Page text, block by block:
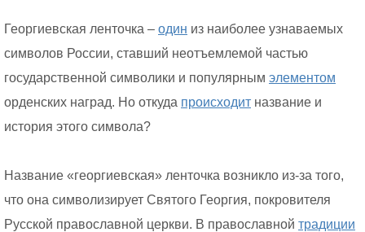
Георгиевская ленточка – один из наиболее узнаваемых
символов России, ставший неотъемлемой частью
государственной символики и популярным элементом
орденских наград. Но откуда происходит название и
история этого символа?
Название «георгиевская» ленточка возникло из-за того,
что она символизирует Святого Георгия, покровителя
Русской православной церкви. В православной традиции